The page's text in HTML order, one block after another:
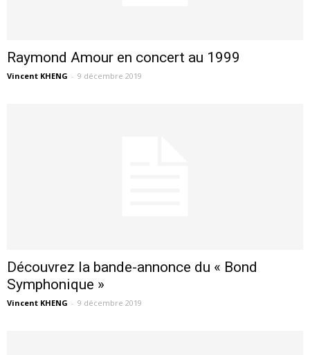
Raymond Amour en concert au 1999
Vincent KHENG - 9 décembre 2019
Découvrez la bande-annonce du « Bond
Symphonique »
Vincent KHENG - 9 décembre 2019